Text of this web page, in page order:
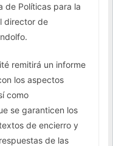
de Políticas para la
director de
remitirá un informe
los aspectos
como
se garanticen los
de encierro y
de las